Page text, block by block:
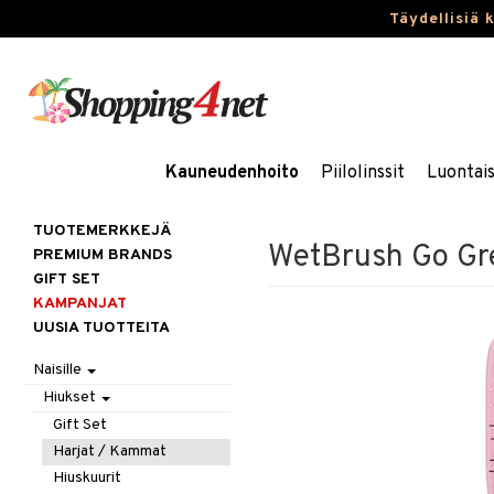
Täydellisiä
Kauneudenhoito Piilolinssit
WetBrush Go
TUOTEMERKKEJÄ
PREMIUM BRANDS
GIFT SET
KAMPANJAT
UUSIA TUOTTEITA
Naisille
Hiukset
Gift Set
Harjat / Kammat
Hiuskuurit